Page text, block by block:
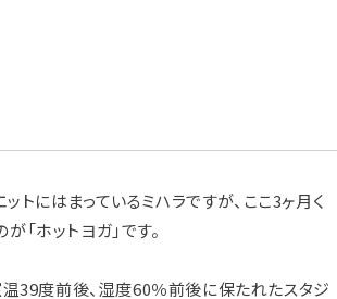
トにはまっているミハラですが、ここ3ヶ月く
「ホットヨガ」です。
温39度前後、湿度60％前後に保たれたスタジ